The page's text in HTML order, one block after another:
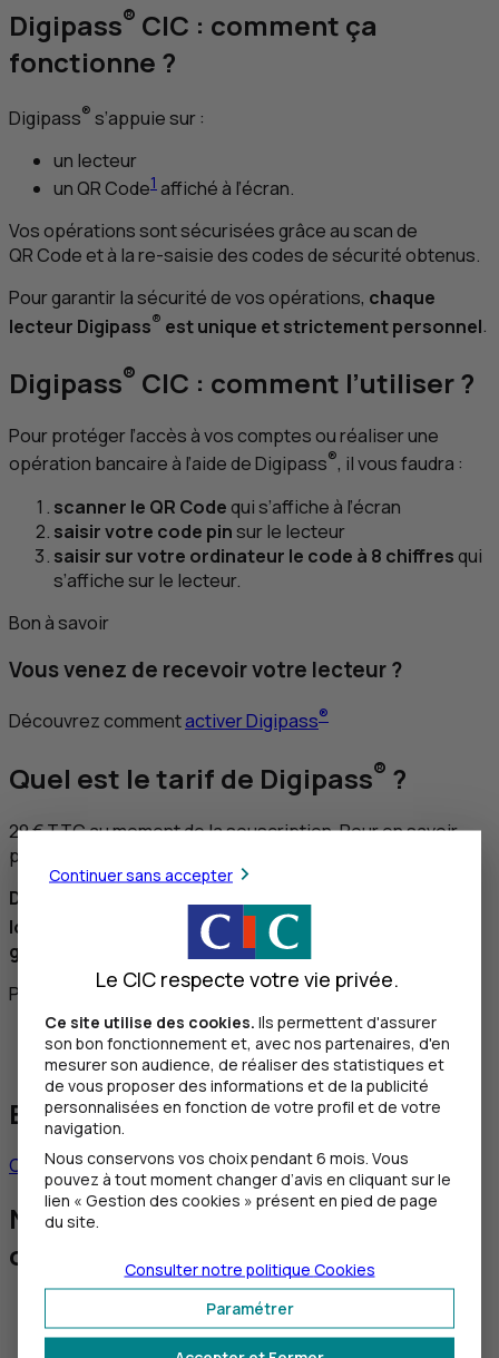
Digipass® CIC : comment ça
fonctionne ?
Digipass® s’appuie sur :
un lecteur
unQRCode1 affiché à l’écran.
Vos opérations sont sécurisées grâce au scan de
QRCode et à la re-saisie des codes de sécurité obtenus.
Pour garantir la sécurité de vos opérations, chaque
lecteur Digipass® est unique et strictement personnel.
Digipass® CIC : comment l’utiliser ?
Pour protéger l’accès à vos comptes ou réaliser une
opération bancaire à l’aide de Digipass®, il vous faudra :
scanner le QR Codequi s’affiche à l’écran
saisir votre code pinsur le lecteur
saisir sur votre ordinateur le code à 8 chiffresqui
s’affiche sur le lecteur.
Bon à savoir
Vous venez de recevoir votre lecteur ?
Découvrez commentactiver Digipass®
Quel est le tarif de Digipass® ?
29 €TTCau moment de la souscription. Pour en savoir
plus,
Dans le contexte du projet visant à supprimer le
lors de la connexion, Digipass®est mis à disposition
gratuitement.
Partagez cet article
Twitter
Facebook
Besoin de nous contacter ?
Contacter un conseiller
Nos solutions pour sécuriser vos
opérations et données
Continuer sans accepter
Le CIC respecte votre vie privée.
Ce site utilise des cookies. Ils permettent d'assurer
son bon fonctionnement et, avec nos partenaires, d'en
mesurer son audience, de réaliser des statistiques et
de vous proposer des informations et de la publicité
personnalisées en fonction de votre profil et de votre
navigation.
Nous conservons vos choix pendant 6 mois. Vous
pouvez à tout moment changer d’avis en cliquant sur le
lien « Gestion des cookies » présent en pied de page
du site.
Paramétrer
Consulter notre politique Cookies